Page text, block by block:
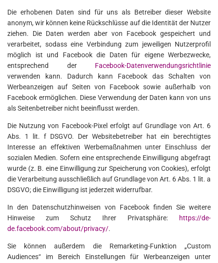
Die erhobenen Daten sind für uns als Betreiber dieser Website
anonym, wir können keine Rückschlüsse auf die Identität der Nutzer
ziehen. Die Daten werden aber von Facebook gespeichert und
verarbeitet, sodass eine Verbindung zum jeweiligen Nutzerprofil
möglich ist und Facebook die Daten für eigene Werbezwecke,
entsprechend der Facebook-Datenverwendungsrichtlinie
verwenden kann. Dadurch kann Facebook das Schalten von
Werbeanzeigen auf Seiten von Facebook sowie außerhalb von
Facebook ermöglichen. Diese Verwendung der Daten kann von uns
als Seitenbetreiber nicht beeinflusst werden.
Die Nutzung von Facebook-Pixel erfolgt auf Grundlage von Art. 6
Abs. 1 lit. f DSGVO. Der Websitebetreiber hat ein berechtigtes
Interesse an effektiven Werbemaßnahmen unter Einschluss der
sozialen Medien. Sofern eine entsprechende Einwilligung abgefragt
wurde (z. B. eine Einwilligung zur Speicherung von Cookies), erfolgt
die Verarbeitung ausschließlich auf Grundlage von Art. 6 Abs. 1 lit. a
DSGVO; die Einwilligung ist jederzeit widerrufbar.
In den Datenschutzhinweisen von Facebook finden Sie weitere
Hinweise zum Schutz Ihrer Privatsphäre:
https://de-
de.facebook.com/about/privacy/.
Sie können außerdem die Remarketing-Funktion „Custom
Audiences“ im Bereich Einstellungen für Werbeanzeigen unter